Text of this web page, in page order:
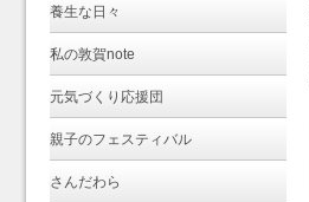
養生な日々
私の敦賀note
元気づくり応援団
親子のフェスティバル
さんだわら